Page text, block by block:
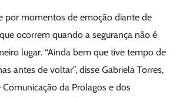
por momentos de emoção diante de
ocorrem quando a segurança não é
lugar. “Ainda bem que tive tempo de
antes de voltar”, disse Gabriela Torres,
da Prolagos e dos